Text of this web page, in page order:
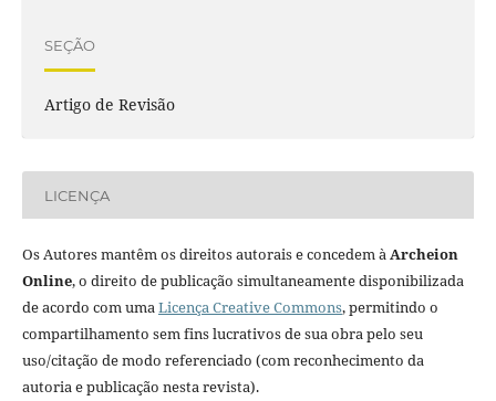
SEÇÃO
Artigo de Revisão
LICENÇA
Os Autores mantêm os direitos autorais e concedem àArcheion
Online, o direito de publicação simultaneamente disponibilizada
de acordo com umaLicença Creative Commons, permitindo o
compartilhamento sem fins lucrativos de sua obra pelo seu
uso/citação de modo referenciado (com reconhecimento da
autoria e publicação nesta revista).